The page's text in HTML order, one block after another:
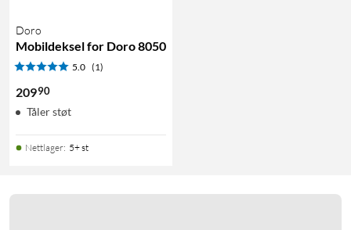
Doro
Mobildeksel for Doro 8050
5.0 (1)
20990
Tåler støt
Nettlager: 5+ st